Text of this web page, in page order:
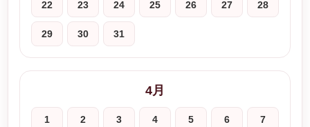
22 23 24 25 26 27 28
29 30 31
4月
1 2 3 4 5 6 7